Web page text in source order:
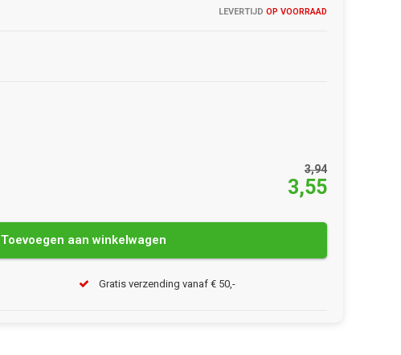
LEVERTIJD OP VOORRAAD
3,94
3,55
Toevoegen aan winkelwagen
Gratis verzending vanaf € 50,-